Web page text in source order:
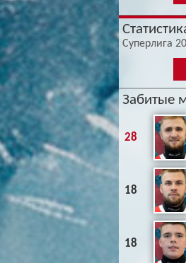
Суперлига
Забитые
28
18
18